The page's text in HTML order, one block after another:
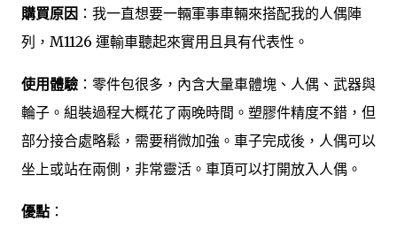
購買原因 ：我一直想要一輛軍事車輛來搭配我的人偶陣
列，M1126 運輸車聽起來實用且具有代表性。
使用體驗 ：零件包很多，內含大量車體塊、人偶、武器與
輪子。組裝過程大概花了兩晚時間。塑膠件精度不錯，但
部分接合處略鬆，需要稍微加強。車子完成後，人偶可以
坐上或站在兩側，非常靈活。車頂可以打開放入人偶。
優點 ：